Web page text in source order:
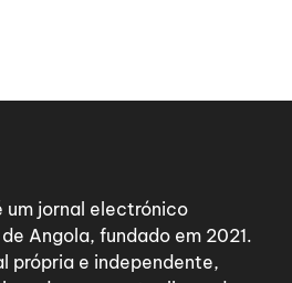
um jornal electrónico
Angola, fundado em 2021.
própria e independente,